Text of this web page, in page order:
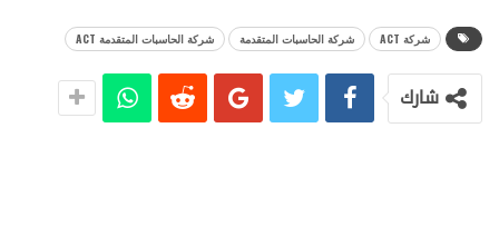
شركة ACT شركة الحاسبات المتقدمة شركة الحاسبات المتقدمة ACT
شارك